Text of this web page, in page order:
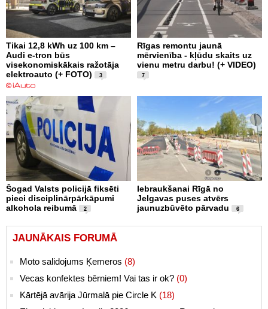
Tikai 12,8 kWh uz 100 km –
Audi e-tron būs
visekonomiskākais ražotāja
elektroauto (+ FOTO)
3
Rīgas remontu jaunā
mērvienība - kļūdu skaits uz
vienu metru darbu! (+ VIDEO)
7
Šogad Valsts policijā fiksēti
pieci disciplinārpārkāpumi
alkohola reibumā
2
Iebraukšanai Rīgā no
Jelgavas puses atvērs
jaunuzbūvēto pārvadu
6
JAUNĀKAIS FORUMĀ
Moto salidojums Ķemeros (8)
Vecas konfektes bērniem! Vai tas ir ok? (0)
Kārtējā avārija Jūrmalā pie Circle K (18)